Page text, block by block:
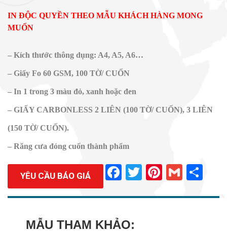
IN ĐỘC QUYỀN THEO MẪU KHÁCH HÀNG MONG
MUỐN
– Kích thước thông dụng: A4, A5, A6…
– Giấy Fo 60 GSM, 100 TỜ/ CUỐN
– In 1 trong 3 màu đỏ, xanh hoặc đen
– GIẤY CARBONLESS 2 LIÊN (100 TỜ/ CUỐN), 3 LIÊN
(150 TỜ/ CUỐN).
– Răng cưa đóng cuốn thành phẩm
YÊU CẦU BÁO GIÁ Facebook
Twitter
Pinterest
Gmail
MẪU THAM KHẢO: